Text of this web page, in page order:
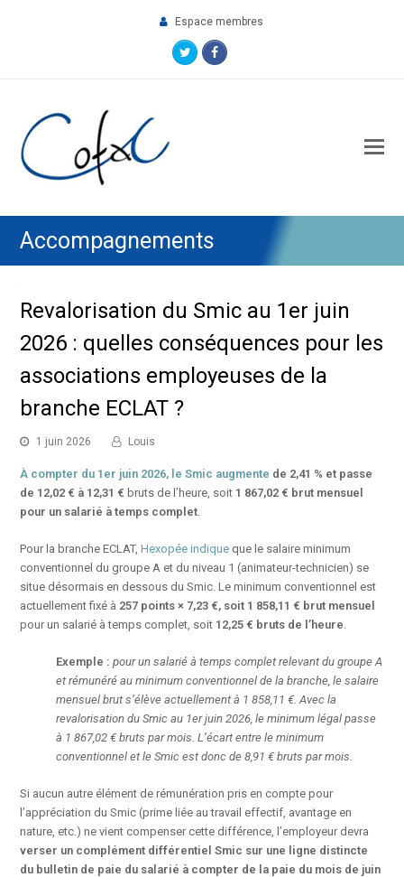
Espace membres
TwitterFacebook
Accompagnements
Revalorisation du Smic au 1er juin
2026 : quelles conséquences pour les
associations employeuses de la
branche ECLAT ?
1 juin 2026 Louis
À compter du 1er juin 2026, le Smic augmente de 2,41 % et passe
de 12,02 € à 12,31 € bruts de l’heure, soit 1 867,02 € brut mensuel
pour un salarié à temps complet.
Pour la branche ECLAT,Hexopée indique que le salaire minimum
conventionnel du groupe A et du niveau 1 (animateur-technicien) se
situe désormais en dessous du Smic. Le minimum conventionnel est
actuellement fixé à 257 points × 7,23 €, soit 1 858,11 € brut mensuel
pour un salarié à temps complet, soit 12,25 € bruts de l’heure.
Exemple : pour un salarié à temps complet relevant du groupe A
et rémunéré au minimum conventionnel de la branche, le salaire
mensuel brut s’élève actuellement à 1 858,11 €. Avec la
revalorisation du Smic au 1er juin 2026, le minimum légal passe
à 1 867,02 € bruts par mois. L’écart entre le minimum
conventionnel et le Smic est donc de 8,91 € bruts par mois.
Si aucun autre élément de rémunération pris en compte pour
l’appréciation du Smic (prime liée au travail effectif, avantage en
nature, etc.) ne vient compenser cette différence, l’employeur devra
verser un complément différentiel Smic sur une ligne distincte
du bulletin de paie du salarié à compter de la paie du mois de juin